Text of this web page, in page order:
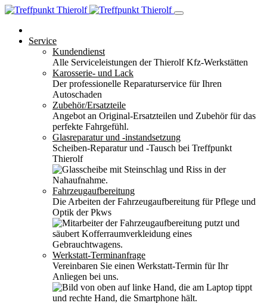
Service
Kundendienst
Alle Serviceleistungen der Thierolf Kfz-Werkstätten
Karosserie- und Lack
Der professionelle Reparaturservice für Ihren
Autoschaden
Zubehör/Ersatzteile
Angebot an Original-Ersatzteilen und Zubehör für das
perfekte Fahrgefühl.
Glasreparatur und -instandsetzung
Scheiben-Reparatur und -Tausch bei Treffpunkt
Thierolf
Fahrzeugaufbereitung
Die Arbeiten der Fahrzeugaufbereitung für Pflege und
Optik der Pkws
Werkstatt-Terminanfrage
Vereinbaren Sie einen Werkstatt-Termin für Ihr
Anliegen bei uns.